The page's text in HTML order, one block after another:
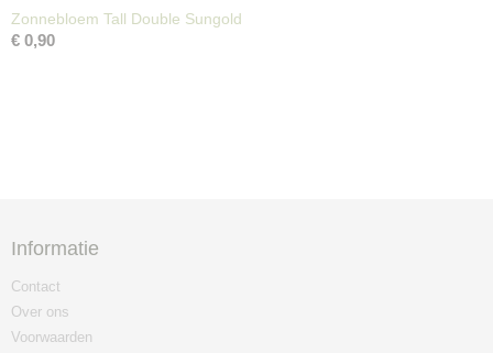
Zonnebloem Tall Double Sungold
€ 0,90
Informatie
Contact
Over ons
Voorwaarden